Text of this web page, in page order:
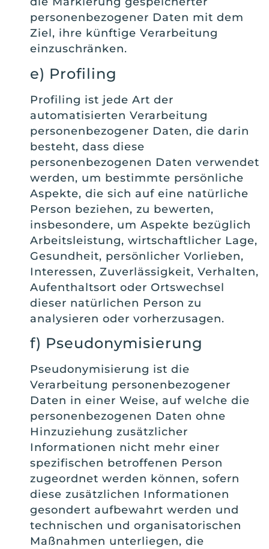
personenbezogener Daten mit dem
Ziel, ihre künftige Verarbeitung
einzuschränken.
e) Profiling
Profiling ist jede Art der
automatisierten Verarbeitung
personenbezogener Daten, die darin
besteht, dass diese
personenbezogenen Daten verwendet
werden, um bestimmte persönliche
Aspekte, die sich auf eine natürliche
Person beziehen, zu bewerten,
insbesondere, um Aspekte bezüglich
Arbeitsleistung, wirtschaftlicher Lage,
Gesundheit, persönlicher Vorlieben,
Interessen, Zuverlässigkeit, Verhalten,
Aufenthaltsort oder Ortswechsel
dieser natürlichen Person zu
analysieren oder vorherzusagen.
f) Pseudonymisierung
Pseudonymisierung ist die
Verarbeitung personenbezogener
Daten in einer Weise, auf welche die
personenbezogenen Daten ohne
Hinzuziehung zusätzlicher
Informationen nicht mehr einer
spezifischen betroffenen Person
zugeordnet werden können, sofern
diese zusätzlichen Informationen
gesondert aufbewahrt werden und
technischen und organisatorischen
Maßnahmen unterliegen, die